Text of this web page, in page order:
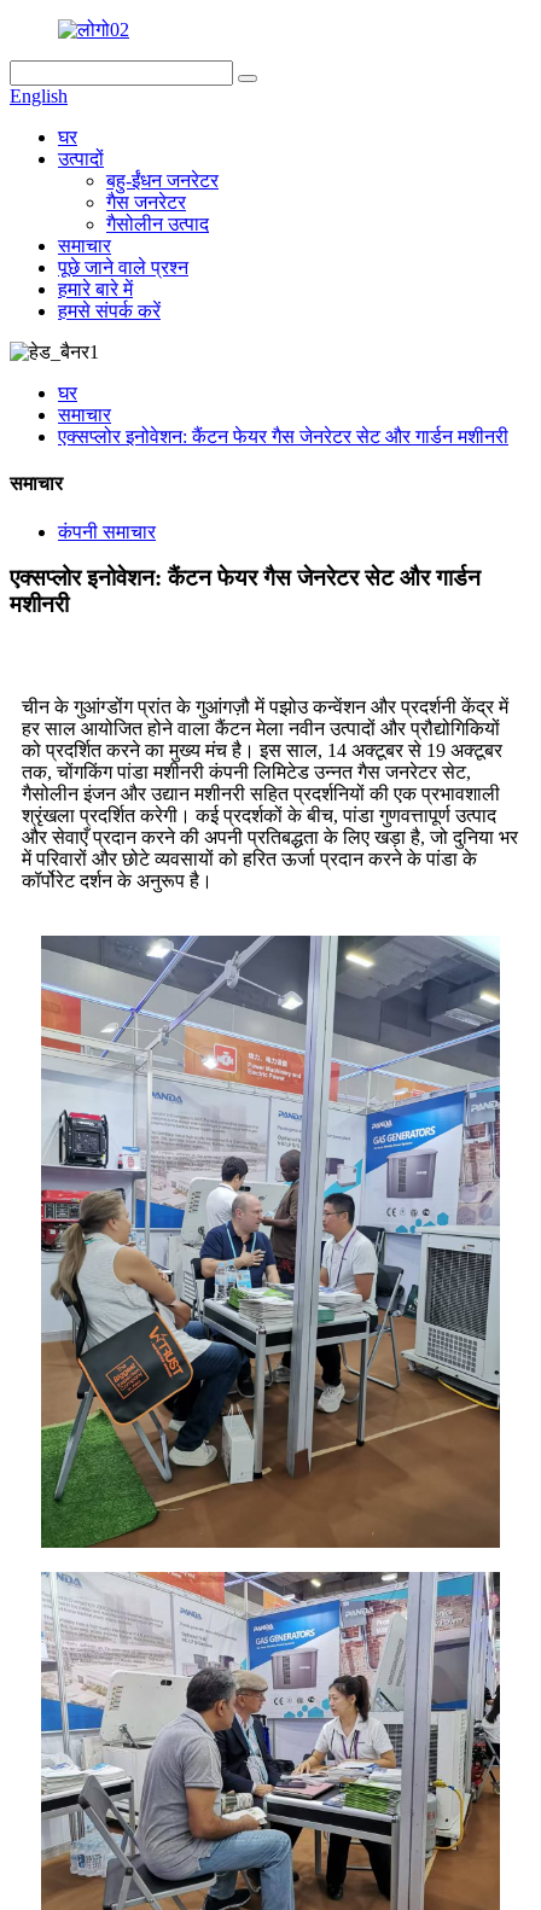
English
घर
उत्पादों
बहु-ईंधन जनरेटर
गैस जनरेटर
गैसोलीन उत्पाद
समाचार
पूछे जाने वाले प्रश्न
हमारे बारे में
हमसे संपर्क करें
घर
समाचार
एक्सप्लोर इनोवेशन: कैंटन फेयर गैस जेनरेटर सेट और गार्डन मशीनरी
समाचार
कंपनी समाचार
एक्सप्लोर इनोवेशन: कैंटन फेयर गैस जेनरेटर सेट और गार्डन
मशीनरी
चीन के गुआंग्डोंग प्रांत के गुआंगज़ौ में पझोउ कन्वेंशन और प्रदर्शनी केंद्र में
हर साल आयोजित होने वाला कैंटन मेला नवीन उत्पादों और प्रौद्योगिकियों
को प्रदर्शित करने का मुख्य मंच है। इस साल, 14 अक्टूबर से 19 अक्टूबर
तक, चोंगकिंग पांडा मशीनरी कंपनी लिमिटेड उन्नत गैस जनरेटर सेट,
गैसोलीन इंजन और उद्यान मशीनरी सहित प्रदर्शनियों की एक प्रभावशाली
श्रृंखला प्रदर्शित करेगी। कई प्रदर्शकों के बीच, पांडा गुणवत्तापूर्ण उत्पाद
और सेवाएँ प्रदान करने की अपनी प्रतिबद्धता के लिए खड़ा है, जो दुनिया भर
में परिवारों और छोटे व्यवसायों को हरित ऊर्जा प्रदान करने के पांडा के
कॉर्पोरेट दर्शन के अनुरूप है।